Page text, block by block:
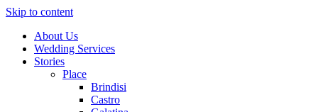
Skip to content
About Us
Wedding Services
Stories
Place
Brindisi
Castro